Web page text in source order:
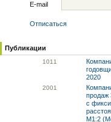
E-mail
Отписаться
Публикации
1011
2020
2001
продаж
с
M1:2